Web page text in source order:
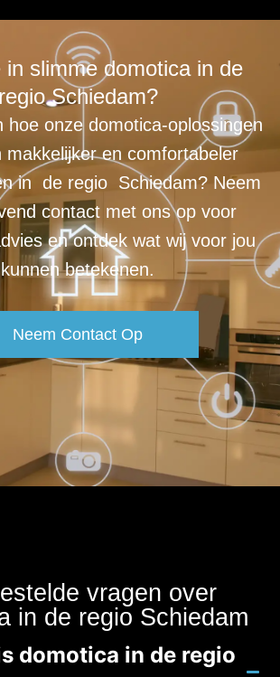
in slimme domotica in de
regio Schiedam?
hoe onze domotica-oplossingen
makkelijker en comfortabeler
in de regio Schiedam? Neem
contact met ons op voor
en ontdek wat wij voor jou
kunnen betekenen.
Neem Contact Op
vragen over
in de regio Schiedam
domotica in de regio